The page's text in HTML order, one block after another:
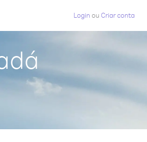
Login ou Criar conta